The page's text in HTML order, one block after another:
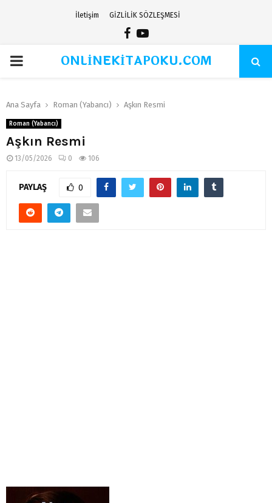
İletişim GİZLİLİK SÖZLEŞMESİ
Facebook
Youtube
PRIMARYONLİNEKİTAPOKU.COM
Ana Sayfa Roman (Yabancı) Aşkın Resmi
Roman (Yabancı)
Aşkın Resmi
13/05/2026 0 106
PAYLAŞ 0